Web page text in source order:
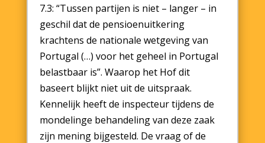
7.3: “Tussen partijen is niet – langer – in
geschil dat de pensioenuitkering
krachtens de nationale wetgeving van
Portugal (…) voor het geheel in Portugal
belastbaar is”. Waarop het Hof dit
baseert blijkt niet uit de uitspraak.
Kennelijk heeft de inspecteur tijdens de
mondelinge behandeling van deze zaak
zijn mening bijgesteld. De vraag of de